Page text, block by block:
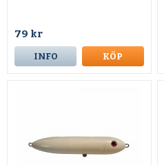
79 kr
INFO KÖP